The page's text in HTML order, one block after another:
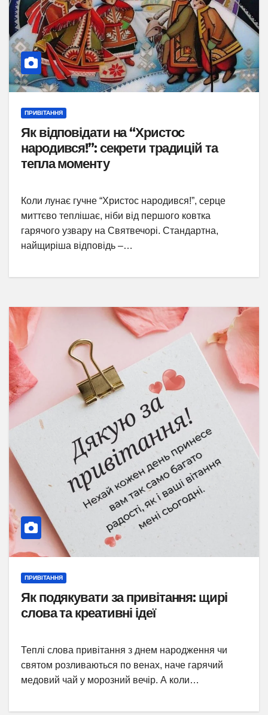
ПРИВІТАННЯ
Як відповідати на “Христос
народився!”: секрети традицій та
тепла моменту
Коли лунає гучне “Христос народився!”, серце
миттєво теплішає, ніби від першого ковтка
гарячого узвару на Святвечорі. Стандартна,
найщиріша відповідь –…
ПРИВІТАННЯ
Як подякувати за привітання: щирі
слова та креативні ідеї
Теплі слова привітання з днем народження чи
святом розливаються по венах, наче гарячий
медовий чай у морозний вечір. А коли…